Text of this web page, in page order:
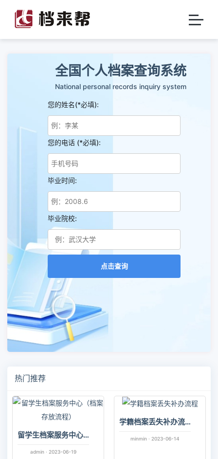
全国个人档案查询系统
National personal records inquiry system
您的姓名(*必填):
您的电话 (*必填):
毕业时间:
毕业院校:
点击查询
热门推荐
留学生档案服务中心（档案存放流程）
admin · 2023-06-19
学籍档案丢失补办流程
minmin · 2023-06-14